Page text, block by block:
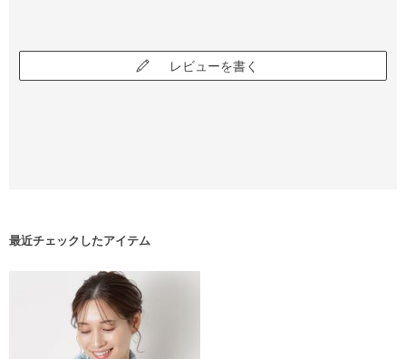
レビューを書く
最近チェックしたアイテム